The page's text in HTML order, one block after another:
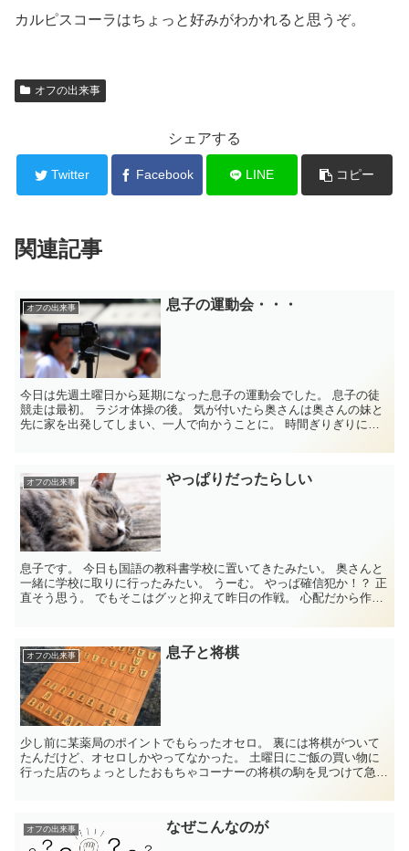
カルピスコーラはちょっと好みがわかれると思うぞ。
オフの出来事
シェアする
Twitter Facebook LINE コピー
関連記事
オフの出来事 息子の運動会・・・
今日は先週土曜日から延期になった息子の運動会でした。 息子の徒
競走は最初。 ラジオ体操の後。 気が付いたら奥さんは奥さんの妹と
先に家を出発してしまい、一人で向かうことに。 時間ぎりぎりに自
オフの出来事 やっぱりだったらしい
息子です。 今日も国語の教科書学校に置いてきたみたい。 奥さんと
一緒に学校に取りに行ったみたい。 うーむ。 やっぱ確信犯か！？ 正
直そう思う。 でもそこはグッと抑えて昨日の作戦。 心配だから作
オフの出来事 息子と将棋
少し前に某薬局のポイントでもらったオセロ。 裏には将棋がついて
たんだけど、オセロしかやってなかった。 土曜日にご飯の買い物に
行った店のちょっとしたおもちゃコーナーの将棋の駒を見つけて急に
オフの出来事 なぜこんなのが